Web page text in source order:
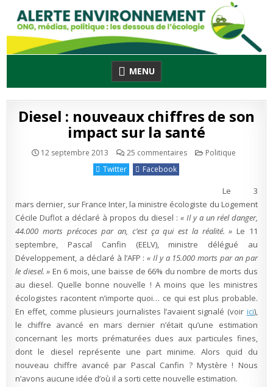
content
MENU
Diesel : nouveaux chiffres de son
impact sur la santé
12 septembre 2013 25 commentairessur
impact
sur
la
santé
Publié
Politique
Twitter
Facebook
Le 3
mars dernier, sur France Inter, la ministre écologiste du Logement
Cécile Duflot a déclaré à propos du diesel : « Il y a un réel danger,
44.000 morts précoces par an, c’est ça qui est la réalité. » Le 11
septembre, Pascal Canfin (EELV), ministre délégué au
Développement, a déclaré à l’AFP :« Il y a 15.000 morts par an par
le diesel. » En 6 mois, une baisse de 66% du nombre de morts dus
au diesel. Quelle bonne nouvelle ! A moins que les ministres
écologistes racontent n’importe quoi… ce qui est plus probable.
En effet, comme plusieurs journalistes l’avaient signalé (voir ici),
le chiffre avancé en mars dernier n’était qu’une estimation
concernant les morts prématurées dues aux particules fines,
dont le diesel représente une part minime. Alors quid du
nouveau chiffre avancé par Pascal Canfin ? Mystère ! Nous
n’avons aucune idée d’où il a sorti cette nouvelle estimation.